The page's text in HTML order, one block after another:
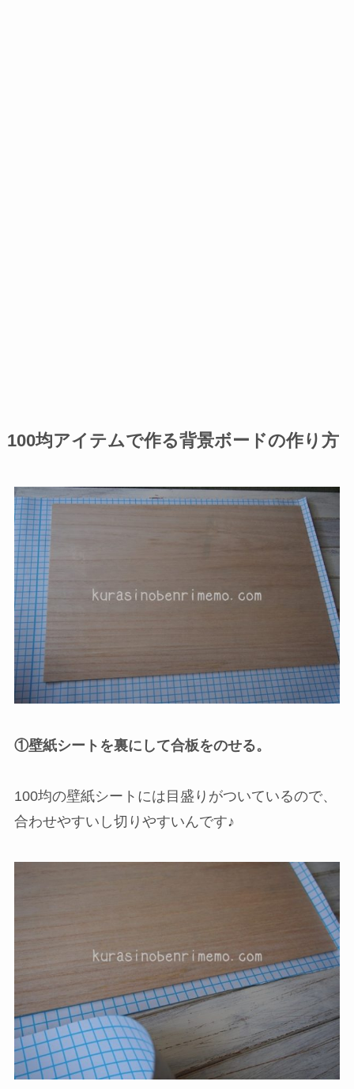
100均アイテムで作る背景ボードの作り方
①壁紙シートを裏にして合板をのせる。
100均の壁紙シートには目盛りがついているので、
合わせやすいし切りやすいんです♪